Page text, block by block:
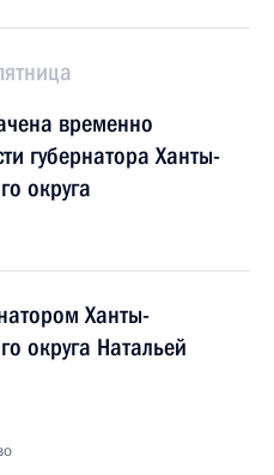
временно
губернатора Ханты-
округа
Ханты-
округа Натальей